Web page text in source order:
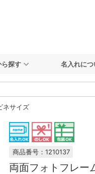
探す 名入れにつ
ネサイズ
商品番号：1210137
両面フォトフレー